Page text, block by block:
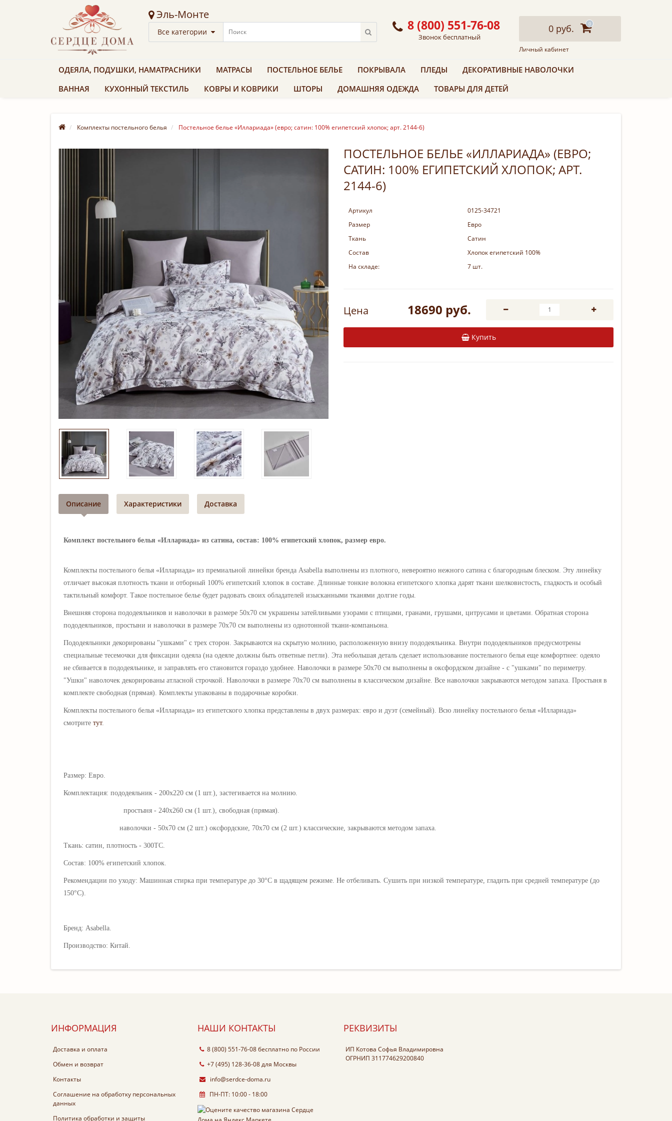
Эль-Монте
Все категории 8 (800) 551-76-08
Звонок бесплатный
0 руб. 0
Личный кабинет
ОДЕЯЛА, ПОДУШКИ, НАМАТРАСНИКИ МАТРАСЫ ПОСТЕЛЬНОЕ БЕЛЬЕ ПОКРЫВАЛА ПЛЕДЫ
ДЕКОРАТИВНЫЕ НАВОЛОЧКИ
ВАННАЯ
КУХОННЫЙ ТЕКСТИЛЬ КОВРЫ И КОВРИКИ ШТОРЫ ДОМАШНЯЯ ОДЕЖДА ТОВАРЫ ДЛЯ ДЕТЕЙ
Комплекты постельного белья Постельное белье «Иллариада» (евро; сатин: 100% египетский хлопок; арт. 2144-6)
ПОСТЕЛЬНОЕ БЕЛЬЕ «ИЛЛАРИАДА» (ЕВРО;
САТИН: 100% ЕГИПЕТСКИЙ ХЛОПОК; АРТ.
2144-6)
Артикул
0125-34721
Размер
Евро
Ткань
Сатин
Состав
Хлопок египетский 100%
На складе:
7 шт.
Цена 18690 руб.
Купить
Описание Характеристики Доставка
Комплект постельного белья «Иллариада» из сатина, состав: 100% египетский хлопок, размер евро.
Комплекты постельного белья «Иллариада» из премиальной линейки бренда Asabella выполнены из плотного, невероятно нежного сатина с благородным блеском . Эту линейку
отличает высокая плотность ткани и отборный 100% египетский хлопок в составе. Длинные тонкие волокна египетского хлопка дарят ткани шелковистость, гладкость и особый
тактильный комфорт. Такое постельное белье будет радовать своих обладателей изысканными тканями долгие годы.
Внешняя сторона пододеяльников и наволочки в размере 50х70 см украшены затейливыми узорами с птицами, гранами, грушами, цитрусами и цветами . Обратная сторона
пододеяльников, простыни и наволочки в размере 70х70 см выполнены из однотонной ткани-компаньона.
Пододеяльники декорированы "ушками" с трех сторон. Закрываются на скрытую молнию, расположенную внизу пододеяльника. Внутри пододеяльников предусмотрены
специальные тесемочки для фиксации одеяла (на одеяле должны быть ответные петли). Эта небольшая деталь сделает использование постельного белья еще комфортнее: одеяло
не сбивается в пододеяльнике, и заправлять его становится гораздо удобнее. Наволочки в размере 50х70 см выполнены в оксфордском дизайне - с "ушками" по периметру.
"Ушки" наволочек декорированы атласной строчкой. Наволочки в размере 70х70 см выполнены в классическом дизайне. Все наволочки закрываются методом запаха. Простыня в
комплекте свободная (прямая). Комплекты упакованы в подарочные коробки.
Комплекты постельного белья «Иллариада» из египетского хлопка представлены в двух размерах: евро и дуэт (семейный). Всю линейку постельного белья «Иллариада»
смотрите тут.
Размер: Евро.
Комплектация: пододеяльник - 200х220 см (1 шт.), застегивается на молнию.
простыня - 240х260 см (1 шт.), свободная (прямая).
наволочки - 50х70 см (2 шт.) оксфордские, 70х70 см (2 шт.) классические, закрываются методом запаха.
Ткань: сатин, плотность - 300ТС.
Состав: 100% египетский хлопок.
Рекомендации по уходу: Машинная стирка при температуре до 30°C в щадящем режиме. Не отбеливать. Сушить при низкой температуре, гладить при средней температуре (до
150°C).
Бренд: Asabella.
Производство: Китай.
ИНФОРМАЦИЯ
Доставка и оплата
Обмен и возврат
Контакты
Соглашение на обработку персональных
данных
Политика обработки и защиты
НАШИ КОНТАКТЫ
8 (800) 551-76-08бесплатно по России
+7 (495) 128-36-08для Москвы
info@serdce-doma.ru
ПН-ПТ: 10:00 - 18:00
РЕКВИЗИТЫ
ИП Котова Софья Владимировна
ОГРНИП 311774629200840